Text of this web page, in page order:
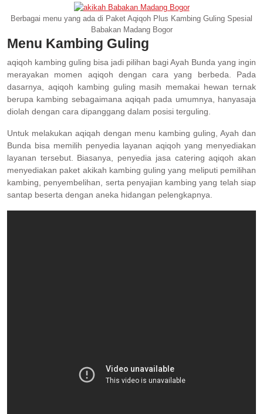
Berbagai menu yang ada di Paket Aqiqoh Plus Kambing Guling Spesial
Babakan Madang Bogor
Menu Kambing Guling
aqiqoh kambing guling bisa jadi pilihan bagi Ayah Bunda yang ingin
merayakan momen aqiqoh dengan cara yang berbeda. Pada
dasarnya, aqiqoh kambing guling masih memakai hewan ternak
berupa kambing sebagaimana aqiqah pada umumnya, hanyasaja
diolah dengan cara dipanggang dalam posisi terguling.
Untuk melakukan aqiqah dengan menu kambing guling, Ayah dan
Bunda bisa memilih penyedia layanan aqiqoh yang menyediakan
layanan tersebut. Biasanya, penyedia jasa catering aqiqoh akan
menyediakan paket akikah kambing guling yang meliputi pemilihan
kambing, penyembelihan, serta penyajian kambing yang telah siap
santap beserta dengan aneka hidangan pelengkapnya.